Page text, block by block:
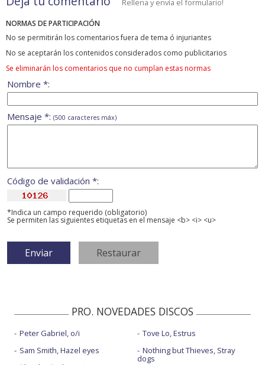
Rellena y envía el formulario!
NORMAS DE PARTICIPACIÓN
No se permitirán los comentarios fuera de tema ó injuriantes
No se aceptarán los contenidos considerados como publicitarios
Se eliminarán los comentarios que no cumplan estas normas
Nombre *:
Mensaje *: (500 caracteres máx)
Código de validación *:
*Indica un campo requerido (obligatorio)
Se permiten las siguientes etiquetas en el mensaje <b> <i> <u>
PRO. NOVEDADES DISCOS
Peter Gabriel, o/i
Sam Smith, Hazel eyes
Tove Lo, Estrus
Nothing but Thieves, Stray
dogs